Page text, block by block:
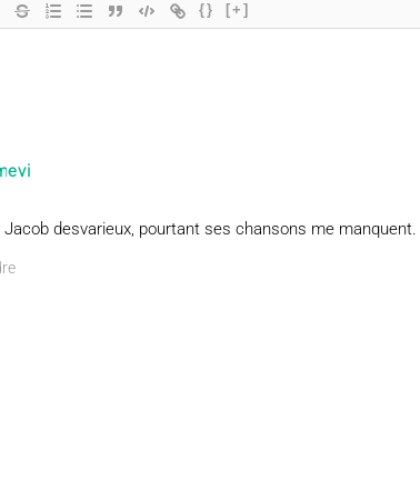
{} [+]
Jacob desvarieux, pourtant ses chansons me manquent.